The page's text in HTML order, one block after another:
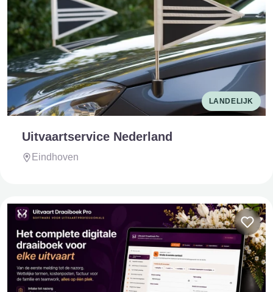
LANDELIJK
Uitvaartservice Nederland
Eindhoven